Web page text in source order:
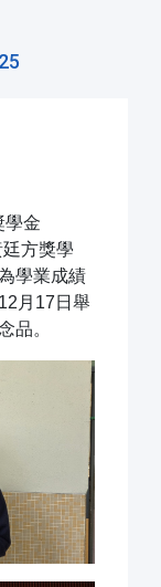
學金
方獎學
學業成績
月17日舉
品。